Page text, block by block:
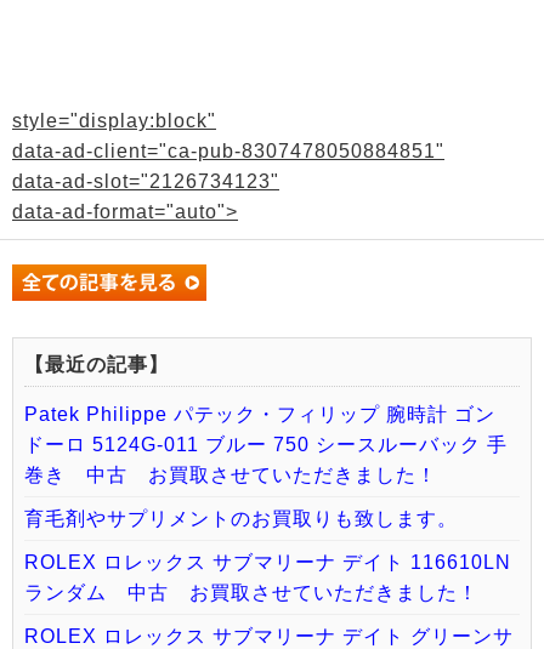
style="display:block"
data-ad-client="ca-pub-8307478050884851"
data-ad-slot="2126734123"
data-ad-format="auto">
【最近の記事】
Patek Philippe パテック・フィリップ 腕時計 ゴン
ドーロ 5124G-011 ブルー 750 シースルーバック 手
巻き 中古 お買取させていただきました！
育毛剤やサプリメントのお買取りも致します。
ROLEX ロレックス サブマリーナ デイト 116610LN
ランダム 中古 お買取させていただきました！
ROLEX ロレックス サブマリーナ デイト グリーンサ